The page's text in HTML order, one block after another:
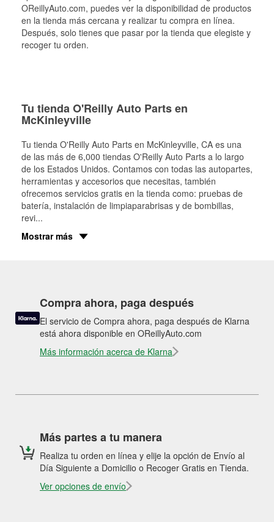
OReillyAuto.com, puedes ver la disponibilidad de productos
en la tienda más cercana y realizar tu compra en línea.
Después, solo tienes que pasar por la tienda que elegiste y
recoger tu orden.
Tu tienda O'Reilly Auto Parts en
McKinleyville
Tu tienda O'Reilly Auto Parts en McKinleyville, CA es una
de las más de 6,000 tiendas O'Reilly Auto Parts a lo largo
de los Estados Unidos. Contamos con todas las autopartes,
herramientas y accesorios que necesitas, también
ofrecemos servicios gratis en la tienda como: pruebas de
batería, instalación de limpiaparabrisas y de bombillas,
revi...
Mostrar más
Compra ahora, paga después
El servicio de Compra ahora, paga después de Klarna
está ahora disponible en OReillyAuto.com
Más información acerca de Klarna
Más partes a tu manera
Realiza tu orden en línea y elije la opción de Envío al
Día Siguiente a Domicilio o Recoger Gratis en Tienda.
Ver opciones de envío